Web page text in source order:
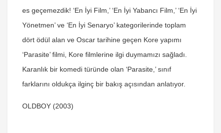
es geçemezdik! ‘En İyi Film,’ ‘En İyi Yabancı Film,’ ‘En İyi
Yönetmen’ ve ‘En İyi Senaryo’ kategorilerinde toplam
dört ödül alan ve Oscar tarihine geçen Kore yapımı
‘Parasite’ filmi, Kore filmlerine ilgi duymamızı sağladı.
Karanlık bir komedi türünde olan ‘Parasite,’ sınıf
farklarını oldukça ilginç bir bakış açısından anlatıyor.
OLDBOY (2003)